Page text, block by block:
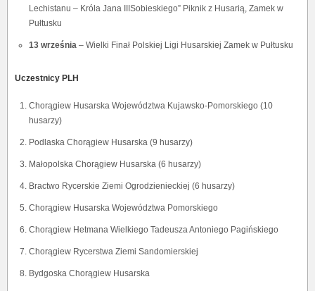
Lechistanu – Króla Jana IIISobieskiego” Piknik z Husarią, Zamek w
Pułtusku
13 września – Wielki Finał Polskiej Ligi Husarskiej Zamek w Pułtusku
Uczestnicy PLH
Chorągiew Husarska Województwa Kujawsko-Pomorskiego (10
husarzy)
Podlaska Chorągiew Husarska (9 husarzy)
Małopolska Chorągiew Husarska (6 husarzy)
Bractwo Rycerskie Ziemi Ogrodzienieckiej (6 husarzy)
Chorągiew Husarska Województwa Pomorskiego
Chorągiew Hetmana Wielkiego Tadeusza Antoniego Pagińskiego
Chorągiew Rycerstwa Ziemi Sandomierskiej
Bydgoska Chorągiew Husarska